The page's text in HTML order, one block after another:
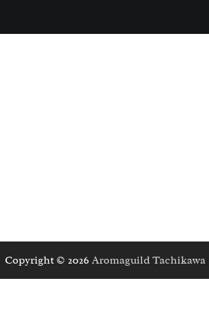
Copyright © 2026 Aromaguild Tachikawa